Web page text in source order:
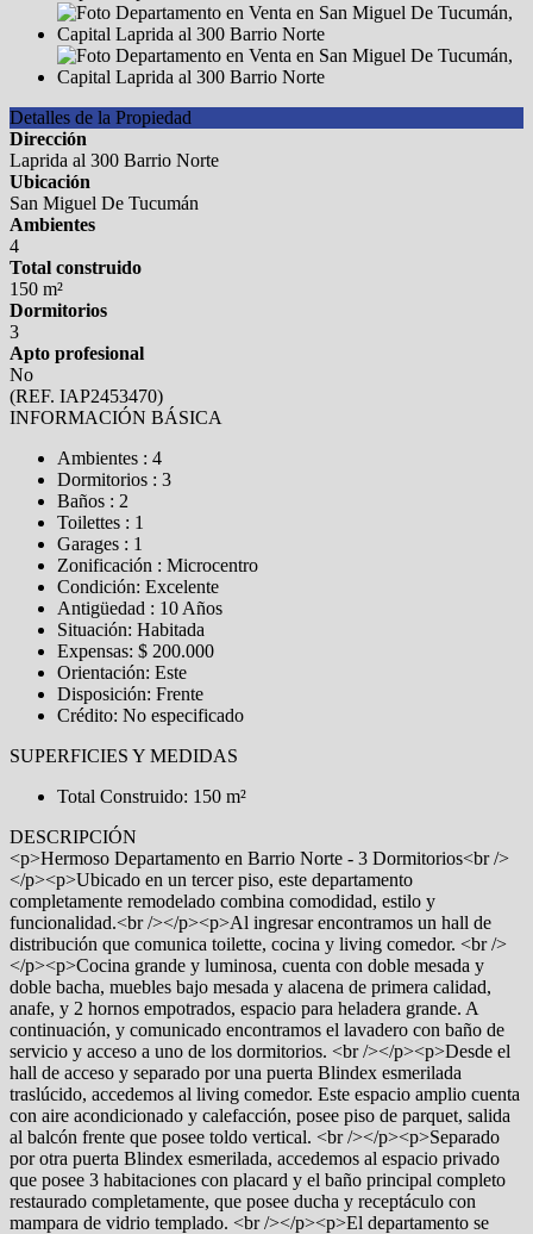
Detalles de la Propiedad
Dirección
Laprida al 300 Barrio Norte
Ubicación
San Miguel De Tucumán
Ambientes
4
Total construido
150 m²
Dormitorios
3
Apto profesional
No
(REF. IAP2453470)
INFORMACIÓN BÁSICA
Ambientes : 4
Dormitorios : 3
Baños : 2
Toilettes : 1
Garages : 1
Zonificación : Microcentro
Condición: Excelente
Antigüedad : 10 Años
Situación: Habitada
Expensas: $ 200.000
Orientación: Este
Disposición: Frente
Crédito: No especificado
SUPERFICIES Y MEDIDAS
Total Construido: 150 m²
DESCRIPCIÓN
<p>Hermoso Departamento en Barrio Norte - 3 Dormitorios<br />
</p><p>Ubicado en un tercer piso, este departamento
completamente remodelado combina comodidad, estilo y
funcionalidad.<br /></p><p>Al ingresar encontramos un hall de
distribución que comunica toilette, cocina y living comedor. <br />
</p><p>Cocina grande y luminosa, cuenta con doble mesada y
doble bacha, muebles bajo mesada y alacena de primera calidad,
anafe, y 2 hornos empotrados, espacio para heladera grande. A
continuación, y comunicado encontramos el lavadero con baño de
servicio y acceso a uno de los dormitorios. <br /></p><p>Desde el
hall de acceso y separado por una puerta Blindex esmerilada
traslúcido, accedemos al living comedor. Este espacio amplio cuenta
con aire acondicionado y calefacción, posee piso de parquet, salida
al balcón frente que posee toldo vertical. <br /></p><p>Separado
por otra puerta Blindex esmerilada, accedemos al espacio privado
que posee 3 habitaciones con placard y el baño principal completo
restaurado completamente, que posee ducha y receptáculo con
mampara de vidrio templado. <br /></p><p>El departamento se